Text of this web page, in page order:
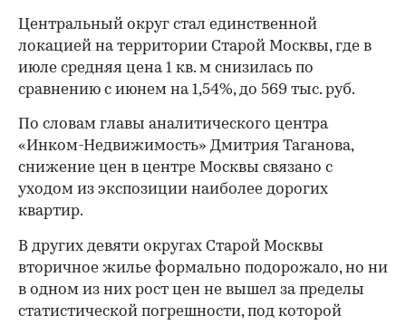
Центральный округ стал единственной
локацией на территории Старой Москвы, где в
июле средняя цена 1 кв. м снизилась по
сравнению с июнем на 1,54%, до 569 тыс. руб.
По словам главы аналитического центра
«Инком-Недвижимость» Дмитрия Таганова,
снижение цен в центре Москвы связано с
уходом из экспозиции наиболее дорогих
квартир.
В других девяти округах Старой Москвы
вторичное жилье формально подорожало, но ни
в одном из них рост цен не вышел за пределы
статистической погрешности, под которой